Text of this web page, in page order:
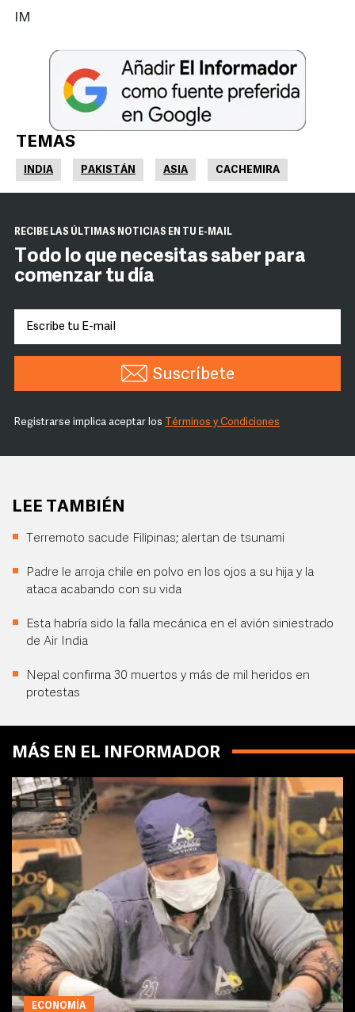
IM
TEMAS
INDIA PAKISTÁN ASIA CACHEMIRA
RECIBE LAS ÚLTIMAS NOTICIAS EN TU E-MAIL
Todo lo que necesitas saber para
comenzar tu día
Suscríbete
Registrarse implica aceptar los Términos y Condiciones
LEE TAMBIÉN
Terremoto sacude Filipinas; alertan de tsunami
Padre le arroja chile en polvo en los ojos a su hija y la
ataca acabando con su vida
Esta habría sido la falla mecánica en el avión siniestrado
de Air India
Nepal confirma 30 muertos y más de mil heridos en
protestas
MÁS EN EL INFORMADOR
ECONOMÍA